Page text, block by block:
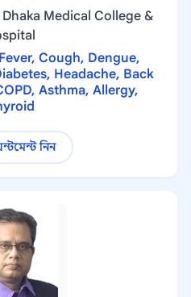
Dhaka Medical College &
Cough, Dengue,
Headache, Back
Asthma, Allergy,
নিন